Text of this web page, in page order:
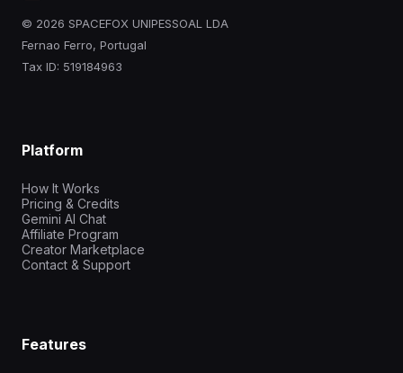
© 2026 SPACEFOX UNIPESSOAL LDA
Fernao Ferro, Portugal
Tax ID: 519184963
Platform
How It Works
Pricing & Credits
Gemini AI Chat
Affiliate Program
Creator Marketplace
Contact & Support
Features